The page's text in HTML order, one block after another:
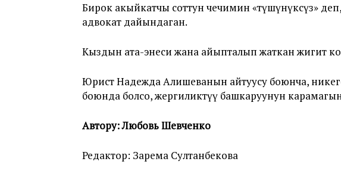
Бирок акыйкатчы соттун чечимин «түшүнүксүз»
адвокат дайындаган.
Кыздын ата-энеси жана айыпталып жаткан жигит
Юрист Надежда Алишеванын айтуусу боюнча,
боюнда болсо, жергиликтүү башкаруунун
Автору: Любовь Шевченко
Редактор: Зарема Султанбекова